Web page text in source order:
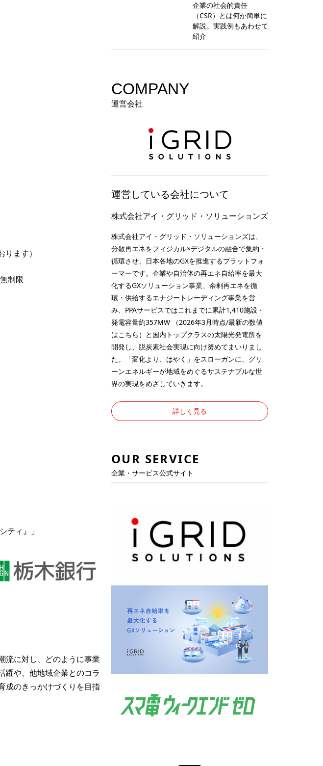
ます）
制限
ティ』」
流に対し、どのように事業
躍や、他地域企業とのコラ
成のきっかけづくりを目指
企業の社会的責任
（CSR）とは何か簡単に
解説。実践例もあわせて
紹介
COMPANY
運営会社
運営している会社について
株式会社アイ・グリッド・ソリューションズ
株式会社アイ・グリッド・ソリューションズは、
分散再エネをフィジカル×デジタルの融合で集約・
循環させ、日本各地のGXを推進するプラットフォ
ーマーです。企業や自治体の再エネ自給率を最大
化するGXソリューション事業、余剰再エネを循
環・供給するエナジートレーディング事業を営
み、PPAサービスではこれまでに累計1,410施設・
発電容量約357MW （2026年3月時点/最新の数値
はこちら ）と国内トップクラスの太陽光発電所を
開発し、脱炭素社会実現に向け努めてまいりまし
た。「変化より、はやく」をスローガンに、グリ
ーンエネルギーが地域をめぐるサステナブルな世
界の実現をめざしていきます。
詳しく見る
OUR SERVICE
企業・サービス公式サイト